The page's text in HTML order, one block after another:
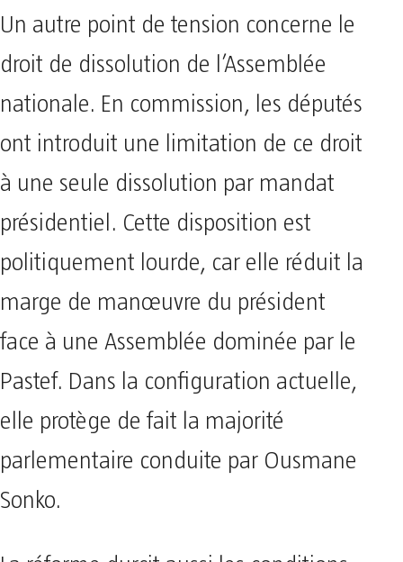
Un autre point de tension concerne le
droit de dissolution de l’Assemblée
nationale. En commission, les députés
ont introduit une limitation de ce droit
à une seule dissolution par mandat
présidentiel. Cette disposition est
politiquement lourde, car elle réduit la
marge de manœuvre du président
face à une Assemblée dominée par le
Pastef. Dans la configuration actuelle,
elle protège de fait la majorité
parlementaire conduite par Ousmane
Sonko.